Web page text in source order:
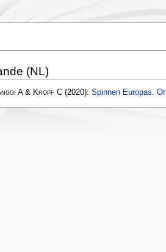
(NL)
A & Kropf C(2020): Spinnen Europas.